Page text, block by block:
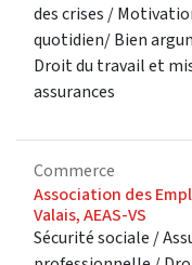
des crises /
quotidien/ Bien
Droit du travail et
assurances
Commerce
Association des
Valais, AEAS-VS
Sécurité sociale /